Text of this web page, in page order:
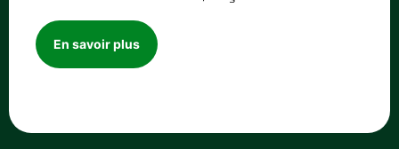
En savoir plus